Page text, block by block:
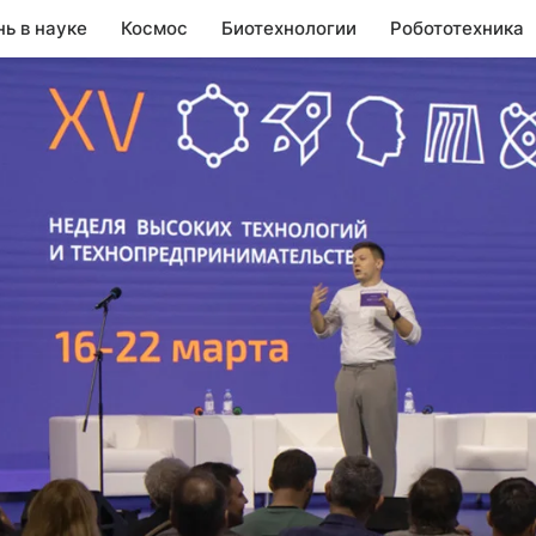
в науке Космос Биотехнологии Робототехника